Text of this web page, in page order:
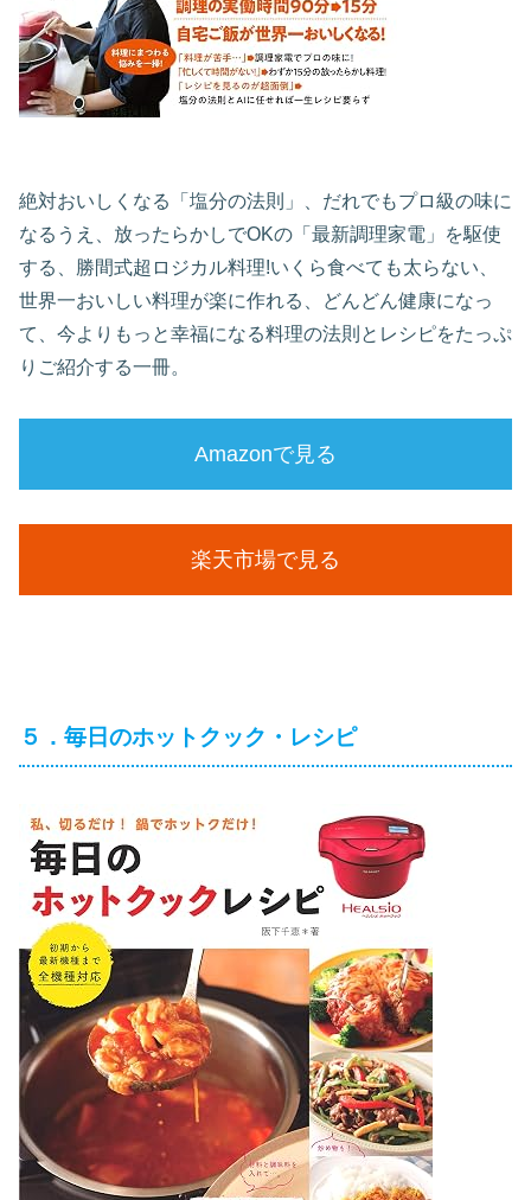
絶対おいしくなる「塩分の法則」、だれでもプロ級の味に
なるうえ、放ったらかしでOKの「最新調理家電」を駆使
する、勝間式超ロジカル料理!いくら食べても太らない、
世界一おいしい料理が楽に作れる、どんどん健康になっ
て、今よりもっと幸福になる料理の法則とレシピをたっぷ
りご紹介する一冊。
Amazonで見る
楽天市場で見る
５．毎日のホットクック・レシピ